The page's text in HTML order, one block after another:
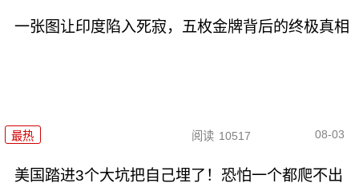
一张图让印度陷入死寂，五枚金牌背后的终极真相
最热 阅读 10517 08-03
美国踏进3个大坑把自己埋了！恐怕一个都爬不出